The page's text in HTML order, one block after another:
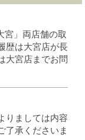
」両店舗の取
歴は大宮店が長
大宮店までお問
りましては内容
了承くださいま